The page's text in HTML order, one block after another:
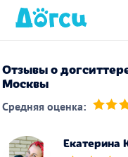
Отзывы о
Москвы
Средняя оценка:
Екатерина